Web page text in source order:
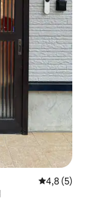
4,8 av 5 i
4,8 (5)